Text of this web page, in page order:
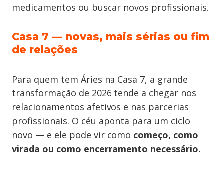
medicamentos ou buscar novos profissionais.
Casa 7 — novas, mais sérias ou fim
de relações
Para quem tem Áries na Casa 7, a grande
transformação de 2026 tende a chegar nos
relacionamentos afetivos e nas parcerias
profissionais. O céu aponta para um ciclo
novo — e ele pode vir como começo, como
virada ou como encerramento necessário.